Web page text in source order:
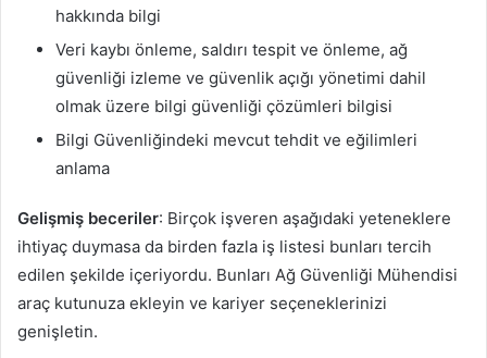
hakkında bilgi
Veri kaybı önleme, saldırı tespit ve önleme, ağ
güvenliği izleme ve güvenlik açığı yönetimi dahil
olmak üzere bilgi güvenliği çözümleri bilgisi
Bilgi Güvenliğindeki mevcut tehdit ve eğilimleri
anlama
Gelişmiş beceriler: Birçok işveren aşağıdaki yeteneklere
ihtiyaç duymasa da birden fazla iş listesi bunları tercih
edilen şekilde içeriyordu. Bunları Ağ Güvenliği Mühendisi
araç kutunuza ekleyin ve kariyer seçeneklerinizi
genişletin.